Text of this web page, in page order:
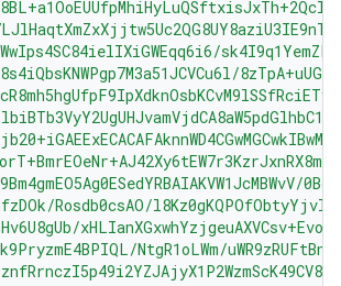
Rosdb0csAO/
NtgR1oLWm/